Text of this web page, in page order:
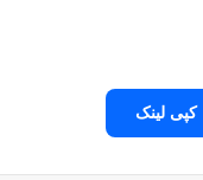
کپی لینک